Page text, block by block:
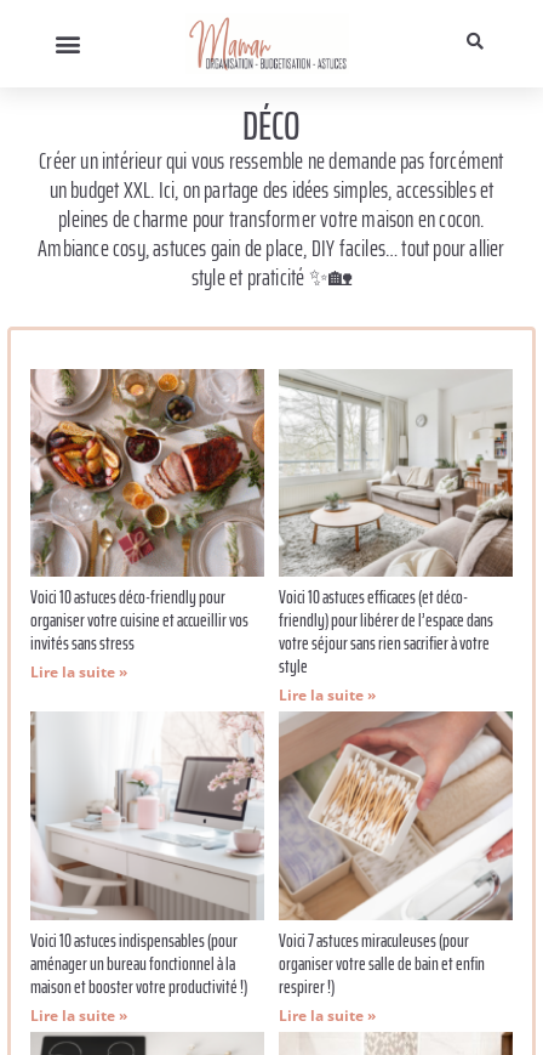
DÉCO
Créer un intérieur qui vous ressemble ne demande pas forcément
un budget XXL. Ici, on partage des idées simples, accessibles et
pleines de charme pour transformer votre maison en cocon.
Ambiance cosy, astuces gain de place, DIY faciles… tout pour allier
style et praticité ✨🏡
Voici 10 astuces déco-friendly pour
organiser votre cuisine et accueillir vos
invités sans stress
Lire la suite »
Voici 10 astuces efficaces (et déco-
friendly) pour libérer de l’espace dans
votre séjour sans rien sacrifier à votre
style
Lire la suite »
Voici 10 astuces indispensables (pour
aménager un bureau fonctionnel à la
maison et booster votre productivité !)
Lire la suite »
Voici 7 astuces miraculeuses (pour
organiser votre salle de bain et enfin
respirer !)
Lire la suite »